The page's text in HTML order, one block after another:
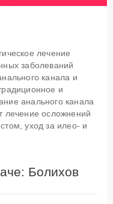
лечение
заболеваний
канала и
и
анального канала
лечение осложнений
уход за илео- и
Болихов